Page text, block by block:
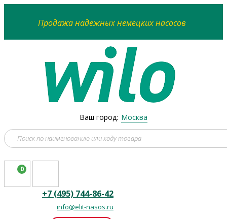
Продажа надежных немецких насосов
Ваш город: Москва
0
+7 (495) 744-86-42
info@elit-nasos.ru